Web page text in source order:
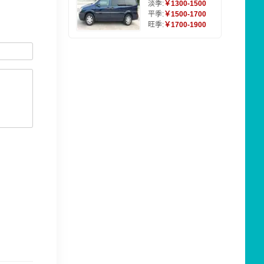
淡季:￥1300-1500
平季:￥1500-1700
旺季:￥1700-1900